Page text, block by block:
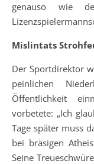
genauso wie
Mislintats
Der Sportdirektor
peinlichen
Öffentlichkeit
vorbetete: „Ich
Tage später muss
bei bräsigen
Seine